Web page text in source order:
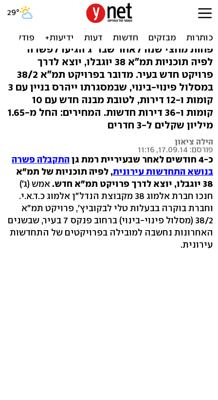
תמ"א חוזרת לר"ג: דירות
פחות מחצי שנה לאחר שבר"ג הגיעו לפשרה
לפיה תוכניות תמ"א 38 יוגבלו, יוצא לדרך
פרויקט חדש בעיר. מדובר בפרויקט תמ"א 38/2
במסלול פינוי-בינוי, שבמסגרתו ייהרס בניין עם 3
קומות ו-12 דירות, לטובת מבנה חדש עם 10
קומות ו-36 דירות חדשות. המחירים: החל מ-1.65
מיליון שקלים ל-3 חדרים
הילה ציאון
פורסם: 17.09.14, 11:16
כ-4 חודשים לאחר שבעיריית רמת גן
התקבלה פשרה
בנושא התחדשות עירונית, לפיה תוכניות של תמ"א
38 יוגבלו, יוצא לדרך פרויקט תמ"א חדש.
אמש (ג')
חנכו חברת אלמוג 38 מקבוצת הנדל"ן אלמוג כ.ד.א.י.
וחברת בוקרה בבעלות טלי לבקוביץ', פרויקט תמ"א
38/2 (מסלול פינוי-בינוי) ברחוב פנקס 7 בעיר, שבשנים
האחרונות נחשבה למובילה בפרויקטים של התחדשות
עירונית.